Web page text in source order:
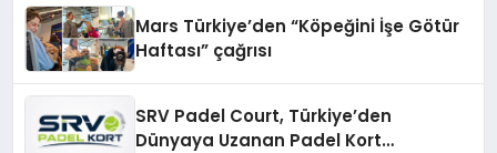
Mars Türkiye’den “Köpeğini İşe Götür
Haftası” çağrısı
SRV Padel Court, Türkiye’den
Dünyaya Uzanan Padel Kort